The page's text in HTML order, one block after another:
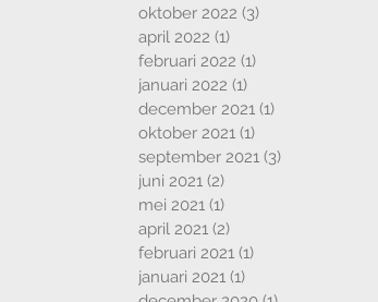
oktober 2022 (3)
april 2022 (1)
februari 2022 (1)
januari 2022 (1)
december 2021 (1)
oktober 2021 (1)
september 2021 (3)
juni 2021 (2)
mei 2021 (1)
april 2021 (2)
februari 2021 (1)
januari 2021 (1)